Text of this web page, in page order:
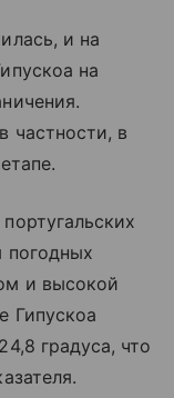
и на
на
частности, в
погодных
и высокой
Гипускоа
градуса, что